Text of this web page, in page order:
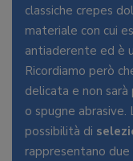
classiche crepes
materiale con cui
antiaderente ed è
Ricordiamo però
delicata e non
o spugne abrasive.
possibilità di
rappresentano